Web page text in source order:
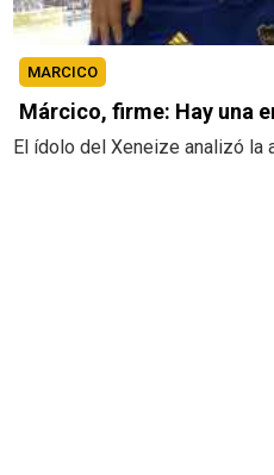
MARCICO
Márcico, firme: Hay una
El ídolo del Xeneize analizó la